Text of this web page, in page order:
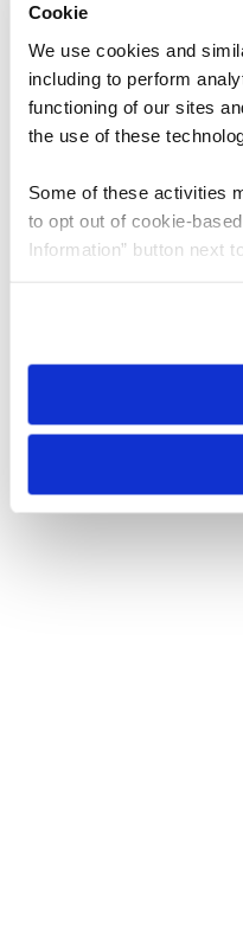
Cookie
We use cookies and
including to perform
functioning of our sites
the use of these
Some of these activities
to opt out of cookie-
Information” button next
need to be set again.